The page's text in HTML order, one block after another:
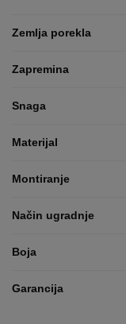
Zemlja porekla
Zapremina
Snaga
Materijal
Montiranje
Način ugradnje
Boja
Garancija